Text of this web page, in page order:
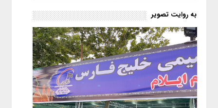
به روایت تصویر